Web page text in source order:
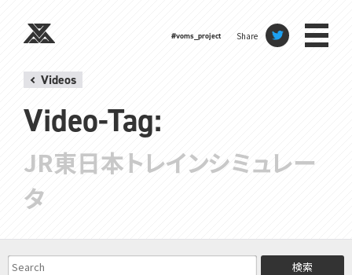
#voms_project Share
Videos
Video-Tag:
JR東日本トレインシミュレー
タ
検索